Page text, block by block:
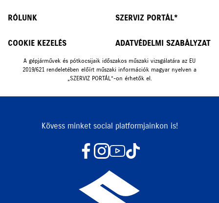
RÓLUNK SZERVIZ PORTÁL*
COOKIE KEZELÉS ADATVÉDELMI SZABÁLYZAT
A gépjárművek és pótkocsijaik időszakos műszaki vizsgálatára az EU
2019/621 rendeletében előírt műszaki információk magyar nyelven a
„SZERVIZ PORTÁL”-on érhetők el.
Kövess minket social platformjainkon is!